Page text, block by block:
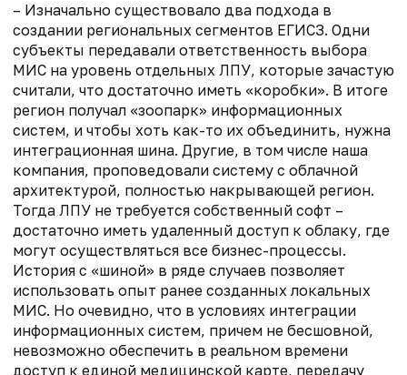
– Изначально существовало два подхода в
создании региональных сегментов ЕГИСЗ. Одни
субъекты передавали ответственность выбора
МИС на уровень отдельных ЛПУ, которые зачастую
считали, что достаточно иметь «коробки». В итоге
регион получал «зоопарк» информационных
систем, и чтобы хоть как-то их объединить, нужна
интеграционная шина. Другие, в том числе наша
компания, проповедовали систему с облачной
архитектурой, полностью накрывающей регион.
Тогда ЛПУ не требуется собственный софт –
достаточно иметь удаленный доступ к облаку, где
могут осуществляться все бизнес-процессы.
История с «шиной» в ряде случаев позволяет
использовать опыт ранее созданных локальных
МИС. Но очевидно, что в условиях интеграции
информационных систем, причем не бесшовной,
невозможно обеспечить в реальном времени
доступ к единой медицинской карте, передачу